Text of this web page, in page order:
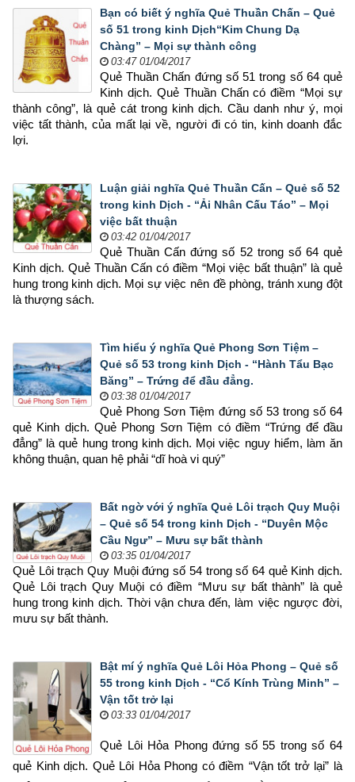
Bạn có biết ý nghĩa Quẻ Thuần Chấn – Quẻ
số 51 trong kinh Dịch“Kim Chung Dạ
Chàng” – Mọi sự thành công
03:47 01/04/2017
Quẻ Thuần Chấn đứng số 51 trong số 64 quẻ
Kinh dịch. Quẻ Thuần Chấn có điềm “Mọi sự
thành công”, là quẻ cát trong kinh dịch. Cầu danh như ý, mọi
việc tất thành, của mất lại về, người đi có tin, kinh doanh đắc
lợi.
Luận giải nghĩa Quẻ Thuần Cấn – Quẻ số 52
trong kinh Dịch - “Ải Nhân Cấu Táo” – Mọi
việc bất thuận
03:42 01/04/2017
Quẻ Thuần Cấn đứng số 52 trong số 64 quẻ
Kinh dịch. Quẻ Thuần Cấn có điềm “Mọi việc bất thuận” là quẻ
hung trong kinh dịch. Mọi sự việc nên đề phòng, tránh xung đột
là thượng sách.
Tìm hiểu ý nghĩa Quẻ Phong Sơn Tiệm –
Quẻ số 53 trong kinh Dịch - “Hành Tẩu Bạc
Băng” – Trứng để đầu đẳng.
03:38 01/04/2017
Quẻ Phong Sơn Tiệm đứng số 53 trong số 64
quẻ Kinh dịch. Quẻ Phong Sơn Tiệm có điềm “Trứng để đầu
đẳng” là quẻ hung trong kinh dịch. Mọi việc nguy hiểm, làm ăn
không thuận, quan hệ phải “dĩ hoà vi quý”
Bất ngờ với ý nghĩa Quẻ Lôi trạch Quy Muội
– Quẻ số 54 trong kinh Dịch - “Duyên Mộc
Cầu Ngư” – Mưu sự bất thành
03:35 01/04/2017
Quẻ Lôi trạch Quy Muội đứng số 54 trong số 64 quẻ Kinh dịch.
Quẻ Lôi trạch Quy Muội có điềm “Mưu sự bất thành” là quẻ
hung trong kinh dịch. Thời vận chưa đến, làm việc ngược đời,
mưu sự bất thành.
Bật mí ý nghĩa Quẻ Lôi Hỏa Phong – Quẻ số
55 trong kinh Dịch - “Cổ Kính Trùng Minh” –
Vận tốt trở lại
03:33 01/04/2017
Quẻ Lôi Hỏa Phong đứng số 55 trong số 64
quẻ Kinh dịch. Quẻ Lôi Hỏa Phong có điềm “Vận tốt trở lại” là